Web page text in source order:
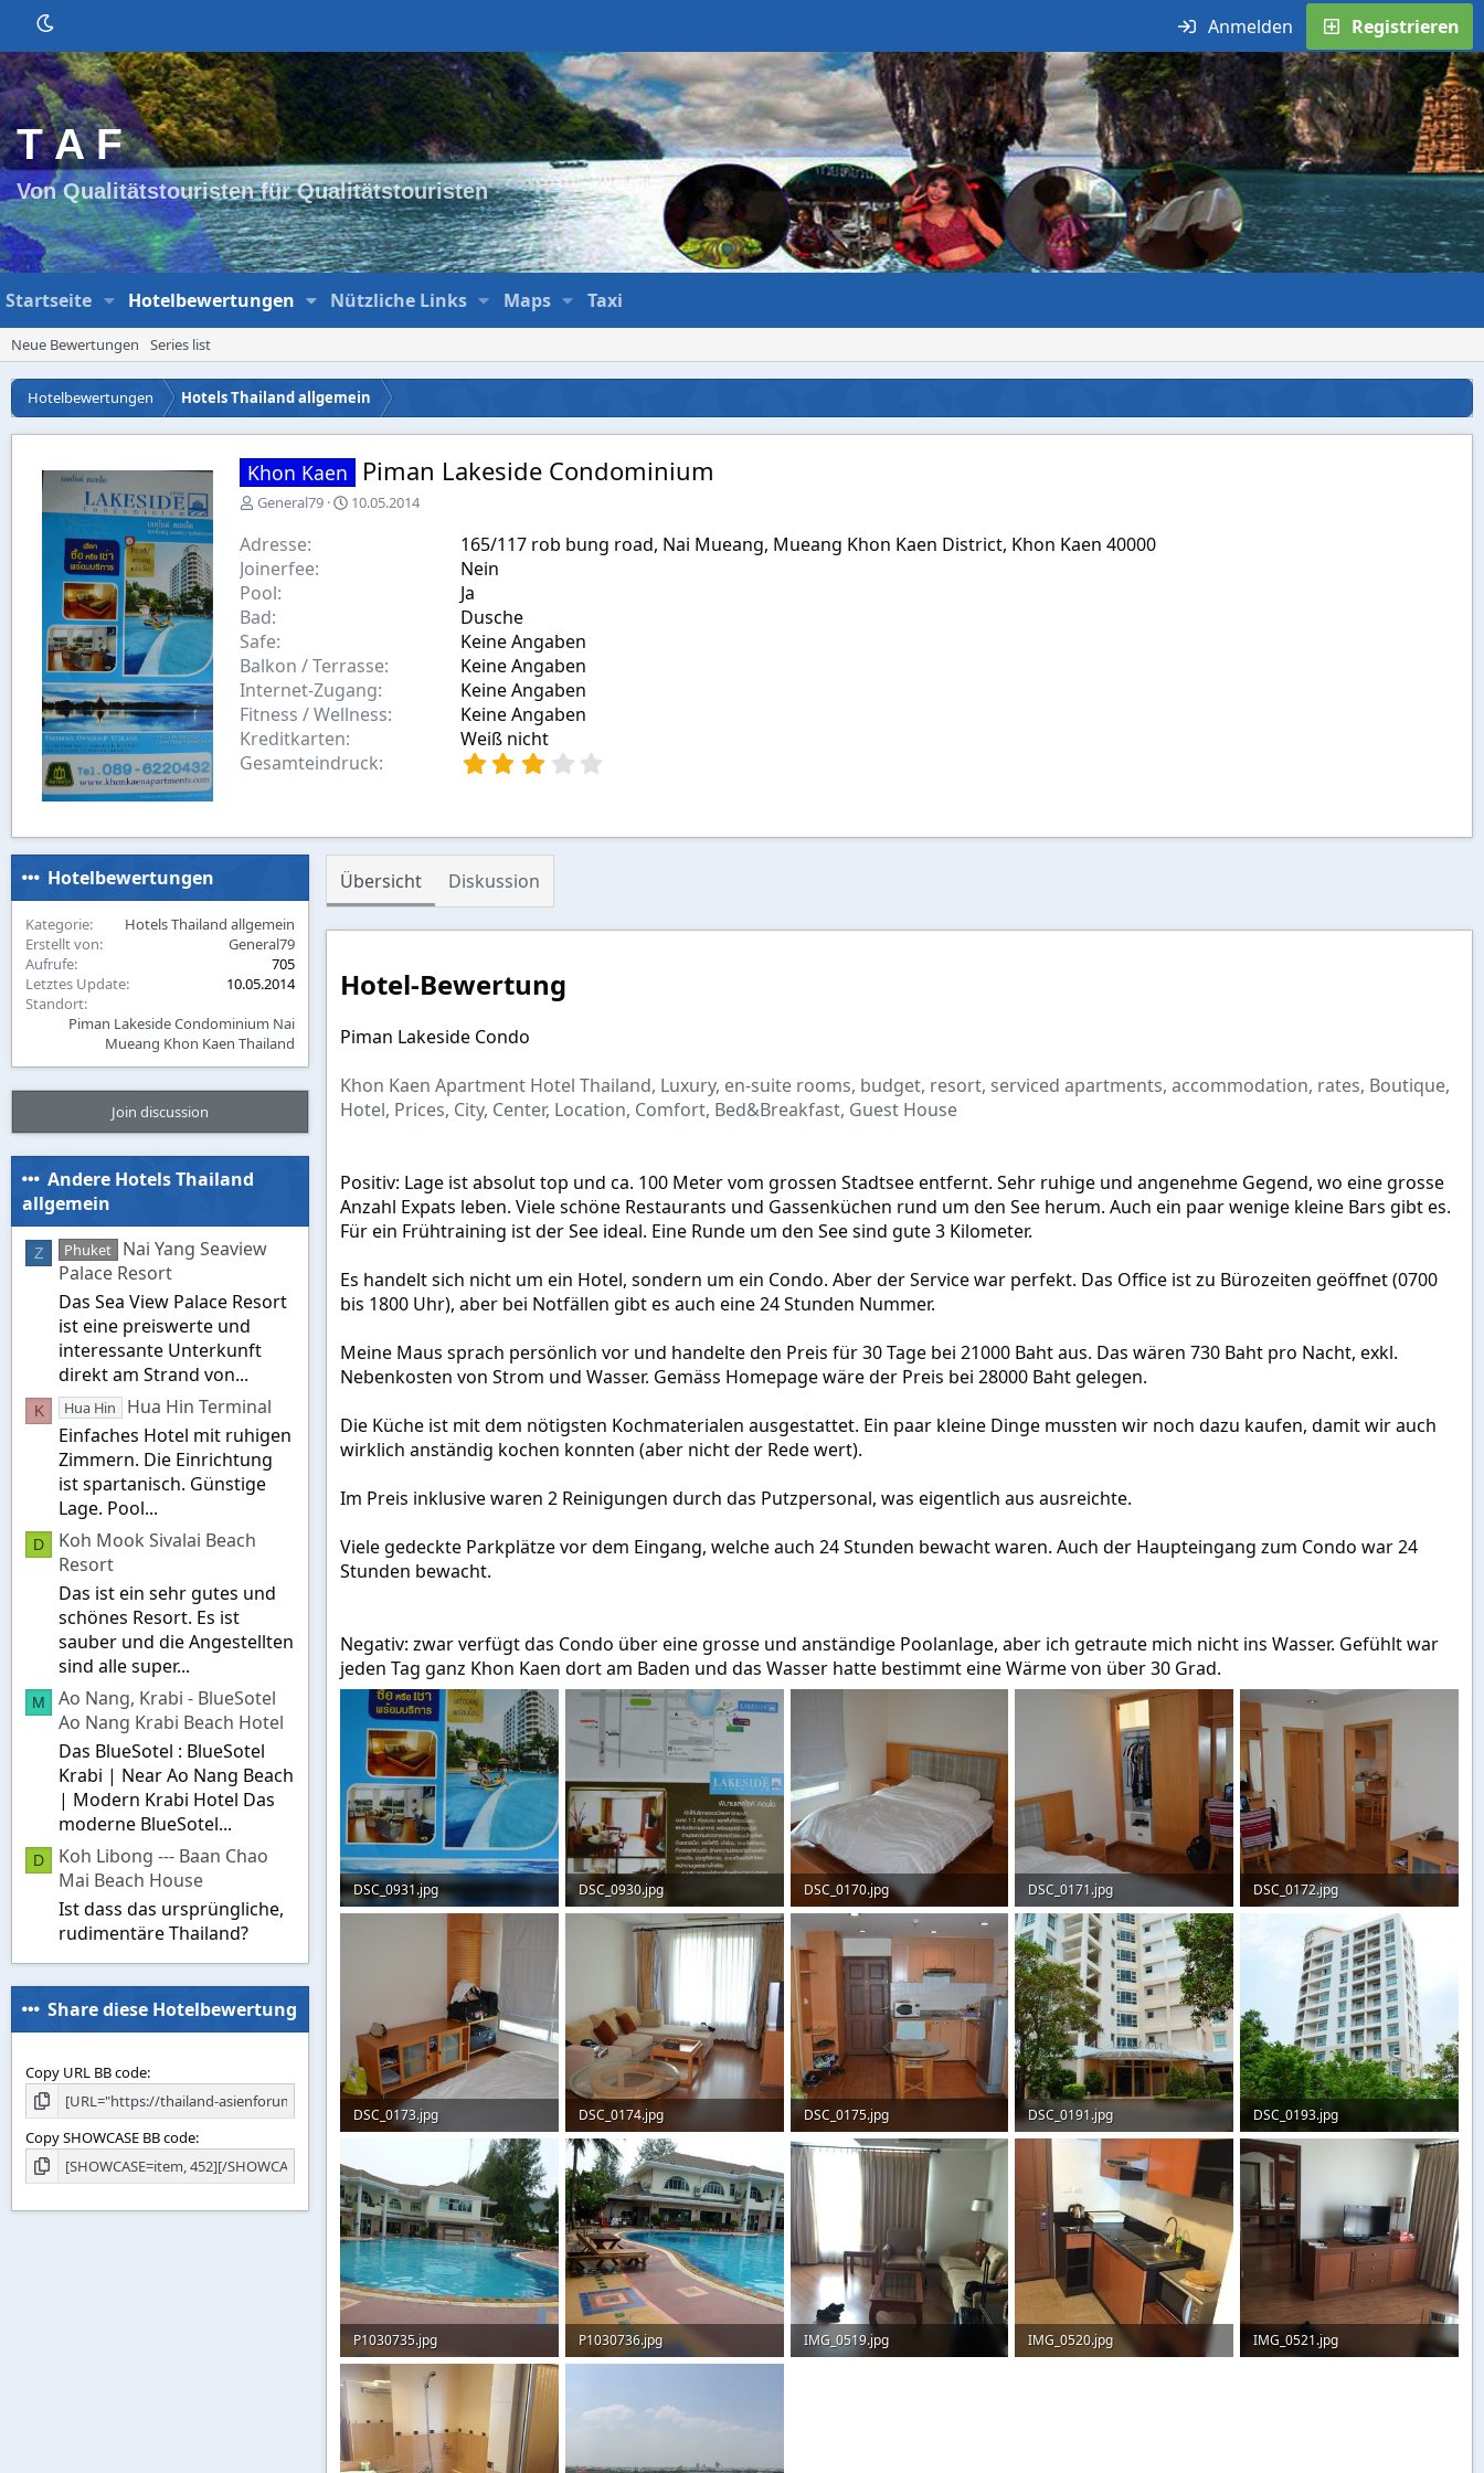
Anmelden Registrieren
T A F
Von Qualitätstouristen für Qualitätstouristen
Startseite Hotelbewertungen Nützliche Links Maps Taxi
Neue Bewertungen Series list
Hotelbewertungen Hotels Thailand allgemein
Khon Kaen Piman Lakeside Condominium
E
s
t
e
l
l
t
v
o
n
General79
A10.05.2014
Adresse
165/117 rob bung road, Nai Mueang, Mueang Khon Kaen District, Khon Kaen 40000
Joinerfee
Nein
Pool
Ja
Bad
Dusche
Safe
Keine Angaben
Balkon / Terrasse
Keine Angaben
Internet-Zugang
Keine Angaben
Fitness / Wellness
Keine Angaben
Kreditkarten
Weiß nicht
Gesamteindruck
S
n
Übersicht Diskussion
Hotel-Bewertung
Piman Lakeside Condo
Khon Kaen Apartment Hotel Thailand, Luxury, en-suite rooms, budget, resort, serviced apartments, accommodation, rates, Boutique,
Hotel, Prices, City, Center, Location, Comfort, Bed&Breakfast, Guest House
Positiv: Lage ist absolut top und ca. 100 Meter vom grossen Stadtsee entfernt. Sehr ruhige und angenehme Gegend, wo eine grosse
Anzahl Expats leben. Viele schöne Restaurants und Gassenküchen rund um den See herum. Auch ein paar wenige kleine Bars gibt es.
Für ein Frühtraining ist der See ideal. Eine Runde um den See sind gute 3 Kilometer.
Es handelt sich nicht um ein Hotel, sondern um ein Condo. Aber der Service war perfekt. Das Office ist zu Bürozeiten geöffnet (0700
bis 1800 Uhr), aber bei Notfällen gibt es auch eine 24 Stunden Nummer.
Meine Maus sprach persönlich vor und handelte den Preis für 30 Tage bei 21000 Baht aus. Das wären 730 Baht pro Nacht, exkl.
Nebenkosten von Strom und Wasser. Gemäss Homepage wäre der Preis bei 28000 Baht gelegen.
Die Küche ist mit dem nötigsten Kochmaterialen ausgestattet. Ein paar kleine Dinge mussten wir noch dazu kaufen, damit wir auch
wirklich anständig kochen konnten (aber nicht der Rede wert).
Im Preis inklusive waren 2 Reinigungen durch das Putzpersonal, was eigentlich aus ausreichte.
Viele gedeckte Parkplätze vor dem Eingang, welche auch 24 Stunden bewacht waren. Auch der Haupteingang zum Condo war 24
Stunden bewacht.
Negativ: zwar verfügt das Condo über eine grosse und anständige Poolanlage, aber ich getraute mich nicht ins Wasser. Gefühlt war
jeden Tag ganz Khon Kaen dort am Baden und das Wasser hatte bestimmt eine Wärme von über 30 Grad.
DSC_0931.jpg
DSC_0930.jpg
43,8 KB · Aufrufe: 134
DSC_0170.jpg
44 KB · Aufrufe: 141
DSC_0171.jpg
49,8 KB · Aufrufe: 141
DSC_0172.jpg
51,2 KB · Aufrufe: 138
DSC_0173.jpg
48,9 KB · Aufrufe: 135
DSC_0174.jpg
63,7 KB · Aufrufe: 136
DSC_0175.jpg
68,7 KB · Aufrufe: 137
DSC_0191.jpg
177,6 KB · Aufrufe: 140
DSC_0193.jpg
74,2 KB · Aufrufe: 138
P1030735.jpg
111,2 KB · Aufrufe: 117
P1030736.jpg
IMG_0519.jpg
IMG_0520.jpg
IMG_0521.jpg
Hotelbewertungen
Kategorie
Hotels Thailand allgemein
Erstellt von
General79
Aufrufe
705
Letztes Update
10.05.2014
Standort
Piman Lakeside Condominium Nai
Mueang Khon Kaen Thailand
Join discussion
Andere Hotels Thailand
allgemein
Z Phuket
Nai Yang Seaview
Palace Resort
Das Sea View Palace Resort
ist eine preiswerte und
interessante Unterkunft
direkt am Strand von...
K Hua Hin
Hua Hin Terminal
Einfaches Hotel mit ruhigen
Zimmern. Die Einrichtung
ist spartanisch. Günstige
Lage. Pool...
D
Koh Mook Sivalai Beach
Resort
Das ist ein sehr gutes und
schönes Resort. Es ist
sauber und die Angestellten
sind alle super...
M
Ao Nang, Krabi - BlueSotel
Ao Nang Krabi Beach Hotel
Das BlueSotel : BlueSotel
Krabi | Near Ao Nang Beach
| Modern Krabi Hotel Das
moderne BlueSotel...
D
Koh Libong --- Baan Chao
Mai Beach House
Ist dass das ursprüngliche,
rudimentäre Thailand?
Share diese Hotelbewertung
Copy URL BB code
Copy SHOWCASE BB code